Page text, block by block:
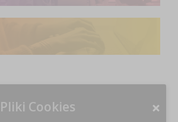
Pliki Cookies